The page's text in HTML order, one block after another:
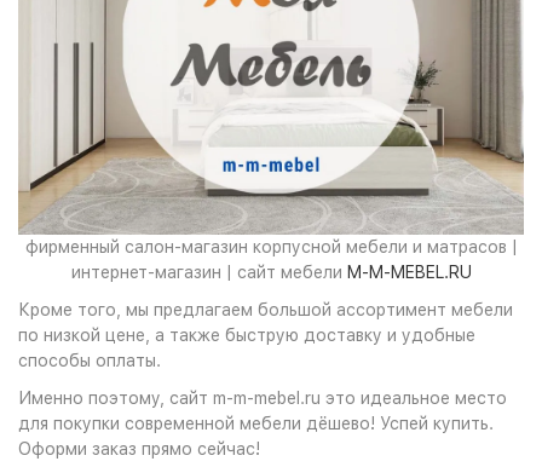
фирменный салон-магазин корпусной мебели и матрасов |
интернет-магазин | сайт мебели M-M-MEBEL.RU
Кроме того, мы предлагаем большой ассортимент мебели
по низкой цене, а также быструю доставку и удобные
способы оплаты.
Именно поэтому, сайт m-m-mebel.ru это идеальное место
для покупки современной мебели дёшево! Успей купить.
Оформи заказ прямо сейчас!